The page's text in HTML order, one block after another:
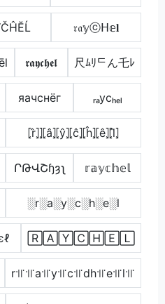
𝔯𝔞𝕪ⓒᕼ𝕖𝐥
𝖗𝖆𝖞𝖈𝖍𝖊𝖑 尺ﾑﾘᄃん乇ﾚ
яачcнёг ᵣₐycₕₑₗ
⦏r̂⦎⦎⦏â⦎⦏ŷ⦎⦏ĉ⦎⦏ĥ⦎⦏ê⦎⦏l̂⦎
ՐԹՎՇɧȝʅ 𝕣𝕒𝕪𝕔𝕙𝕖𝕝
░r░a░y░c░h░e░l
🅁🄰🅈🄲🄷🄴🄻
r꜉꜍꜉꜍a꜉꜍y꜉꜍c꜉꜍dh꜉꜍e꜉꜍l꜉꜍